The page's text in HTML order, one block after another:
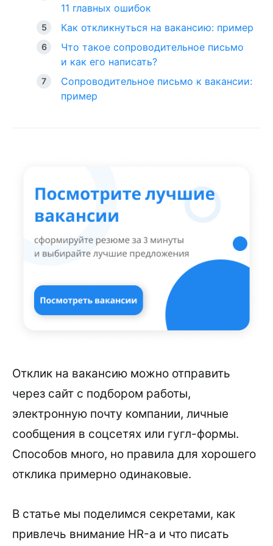
11 главных ошибок
Как откликнуться на вакансию: пример
Что такое сопроводительное письмо
и как его написать?
Сопроводительное письмо к вакансии:
пример
Отклик на вакансию можно отправить
через сайт с подбором работы,
электронную почту компании, личные
сообщения в соцсетях или гугл-формы.
Способов много, но правила для хорошего
отклика примерно одинаковые.
В статье мы поделимся секретами, как
привлечь внимание HR-а и что писать